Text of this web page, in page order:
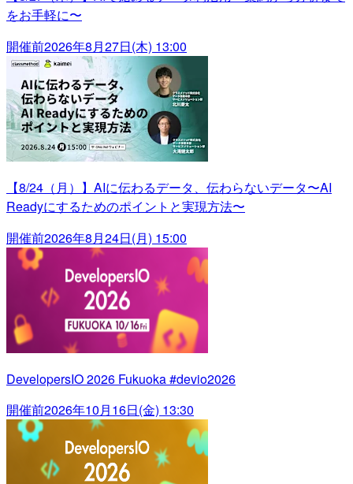
をお手軽に〜
開催前2026年8月27日(木) 13:00
【8/24（月）】AIに伝わるデータ、伝わらないデータ〜AI
Readyにするためのポイントと実現方法〜
開催前2026年8月24日(月) 15:00
DevelopersIO 2026 Fukuoka #devio2026
開催前2026年10月16日(金) 13:30